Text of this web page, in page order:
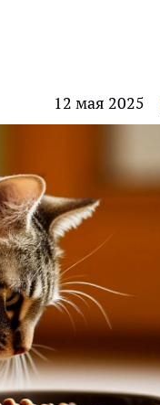
12 мая 2025